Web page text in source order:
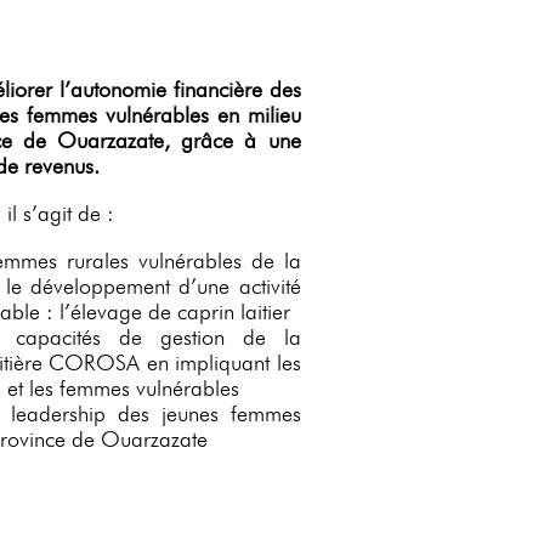
l’autonomie financière des
femmes vulnérables en milieu
de Ouarzazate, grâce à une
revenus.
s’agit de :
rurales vulnérables de la
développement d’une activité
: l’élevage de caprin laitier
capacités de gestion de la
COROSA en impliquant les
et les femmes vulnérables
des jeunes femmes
de Ouarzazate